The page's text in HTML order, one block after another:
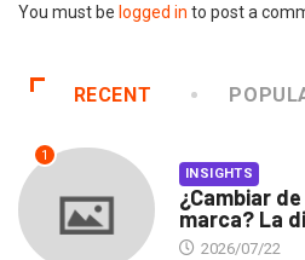
You must be logged in to post a
RECENT
1
INSIGHTS
¿Cambiar
marca? La
2026/07/22